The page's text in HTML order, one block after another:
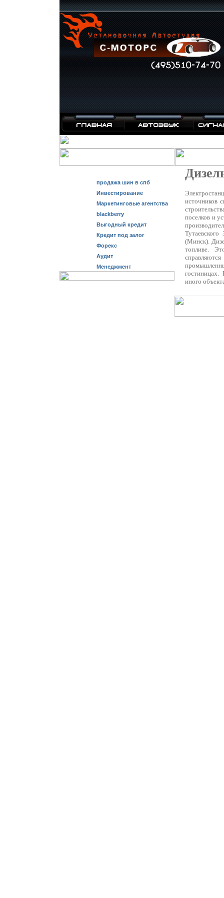
продажа шин в спб
Инвестирование
Маркетинговые агентства
blackberry
Выгодный кредит
Кредит под залог
Форекс
Аудит
Менеджмент
источников
поселков и
(Минск).
топливе.
гостиницах.
иного